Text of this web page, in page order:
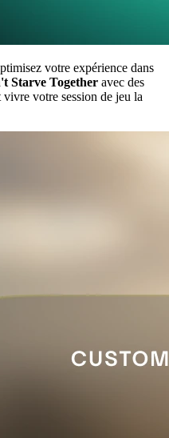
votre expérience dans
Starve Together avec des
votre session de jeu la